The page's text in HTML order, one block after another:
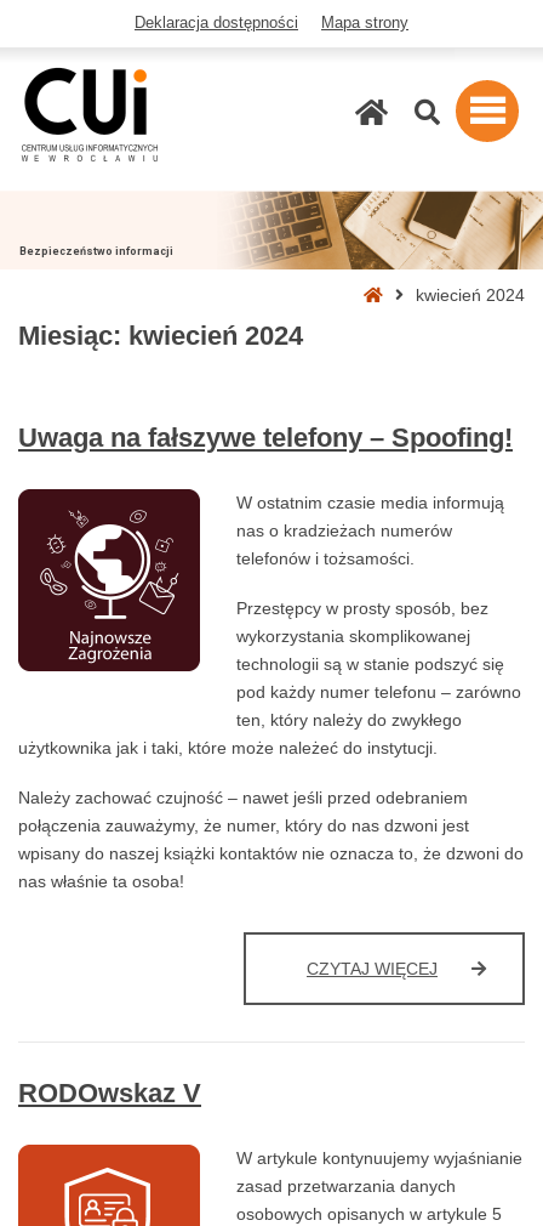
Deklaracja dostępności Mapa strony
Szukaj
Bezpieczeństwo informacji
Stronakwiecień 2024
Miesiąc: kwiecień 2024
Uwaga na fałszywe telefony – Spoofing!
W ostatnim czasie media informują
nas o kradzieżach numerów
telefonów i tożsamości.
Przestępcy w prosty sposób, bez
wykorzystania skomplikowanej
technologii są w stanie podszyć się
pod każdy numer telefonu – zarówno
ten, który należy do zwykłego
użytkownika jak i taki, które może należeć do instytucji.
Należy zachować czujność – nawet jeśli przed odebraniem
połączenia zauważymy, że numer, który do nas dzwoni jest
wpisany do naszej książki kontaktów nie oznacza to, że dzwoni do
nas właśnie ta osoba!
CZYTAJ WIĘCEJ UWAGA
RODOwskaz V
W artykule kontynuujemy wyjaśnianie
zasad przetwarzania danych
osobowych opisanych w artykule 5